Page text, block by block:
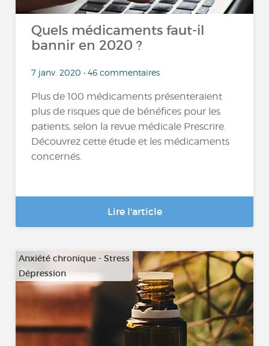
Quels médicaments faut-il
bannir en 2020 ?
7 janv. 2020 • 46 commentaires
Plus de 100 médicaments présenteraient
plus de risques que de bénéfices pour les
patients, selon la revue médicale Prescrire.
Découvrez cette étude et les médicaments
concernés.
Lire l'article
Anxiété chronique - Stress
Dépression